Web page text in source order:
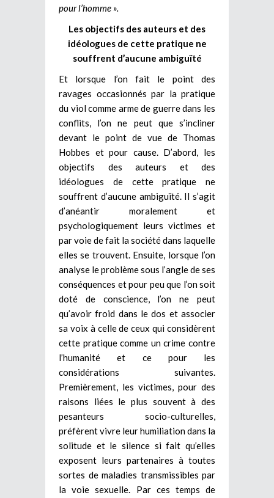
pour l’homme ».
Les objectifs des auteurs et des
idéologues de cette pratique ne
souffrent d’aucune ambiguïté
Et lorsque l’on fait le point des
ravages occasionnés par la pratique
du viol comme arme de guerre dans les
conflits, l’on ne peut que s’incliner
devant le point de vue de Thomas
Hobbes et pour cause. D’abord, les
objectifs des auteurs et des
idéologues de cette pratique ne
souffrent d’aucune ambiguïté. Il s’agit
d’anéantir moralement et
psychologiquement leurs victimes et
par voie de fait la société dans laquelle
elles se trouvent. Ensuite, lorsque l’on
analyse le problème sous l’angle de ses
conséquences et pour peu que l’on soit
doté de conscience, l’on ne peut
qu’avoir froid dans le dos et associer
sa voix à celle de ceux qui considèrent
cette pratique comme un crime contre
l’humanité et ce pour les
considérations suivantes.
Premièrement, les victimes, pour des
raisons liées le plus souvent à des
pesanteurs socio-culturelles,
préfèrent vivre leur humiliation dans la
solitude et le silence si fait qu’elles
exposent leurs partenaires à toutes
sortes de maladies transmissibles par
la voie sexuelle. Par ces temps de